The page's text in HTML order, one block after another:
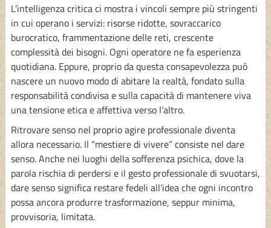
L’intelligenza critica ci mostra i vincoli sempre più stringenti
in cui operano i servizi: risorse ridotte, sovraccarico
burocratico, frammentazione delle reti, crescente
complessità dei bisogni. Ogni operatore ne fa esperienza
quotidiana. Eppure, proprio da questa consapevolezza può
nascere un nuovo modo di abitare la realtà, fondato sulla
responsabilità condivisa e sulla capacità di mantenere viva
una tensione etica e affettiva verso l’altro.
Ritrovare senso nel proprio agire professionale diventa
allora necessario. Il “mestiere di vivere” consiste nel dare
senso. Anche nei luoghi della sofferenza psichica, dove la
parola rischia di perdersi e il gesto professionale di svuotarsi,
dare senso significa restare fedeli all’idea che ogni incontro
possa ancora produrre trasformazione, seppur minima,
provvisoria, limitata.